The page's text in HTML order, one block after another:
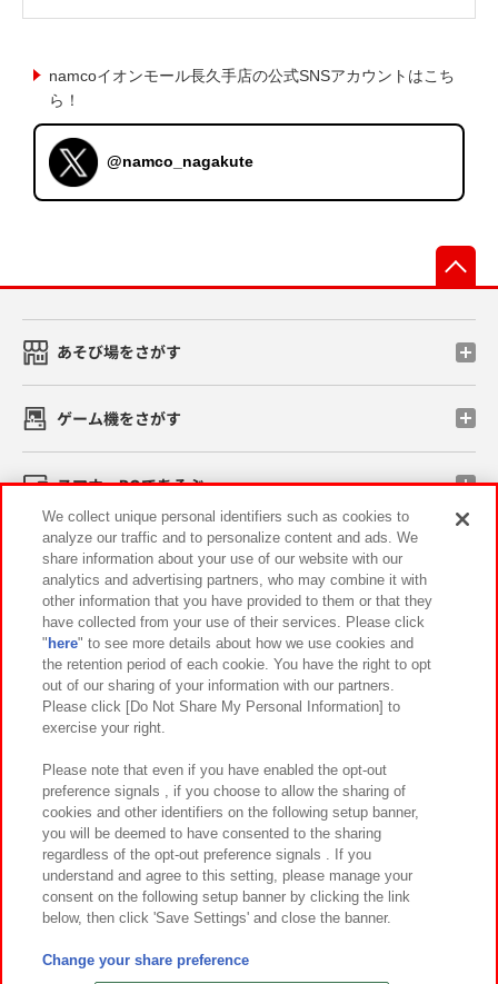
namcoイオンモール長久手店の公式SNSアカウントはこち
ら！
@namco_nagakute
あそび場をさがす
ゲーム機をさがす
スマホ・PCであそぶ
イベント・キャンペーン
関連会社 サステナビリティ サイトポリシー
プライバシーポリシー ウェブアクセシビリティ方針と検証結果
お取引先さまとともに
カスタマーハラスメント対応方針 よくあるご質問・お問い合わせ
©Bandai Namco Amusement Inc.
©Bandai Namco Amusement Lab Inc.
We collect unique personal identifiers such as cookies to
analyze our traffic and to personalize content and ads. We
share information about your use of our website with our
analytics and advertising partners, who may combine it with
other information that you have provided to them or that they
have collected from your use of their services. Please click
" here" to see more details about how we use cookies and
the retention period of each cookie. You have the right to opt
out of our sharing of your information with our partners.
Please click [Do Not Share My Personal Information] to
exercise your right.
Please note that even if you have enabled the opt-out
preference signals , if you choose to allow the sharing of
cookies and other identifiers on the following setup banner,
you will be deemed to have consented to the sharing
regardless of the opt-out preference signals . If you
understand and agree to this setting, please manage your
consent on the following setup banner by clicking the link
below, then click 'Save Settings' and close the banner.
Change your share preference